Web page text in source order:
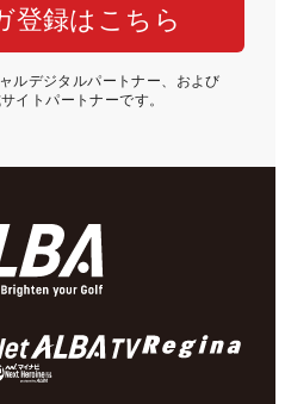
登録はこちら
ルデジタルパートナー、および
イトパートナーです。